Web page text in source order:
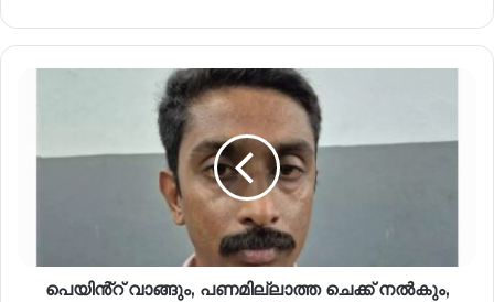
പെയിൻ്റ് വാങ്ങും, പണമില്ലാത്ത ചെക്ക് നല്‍കും,